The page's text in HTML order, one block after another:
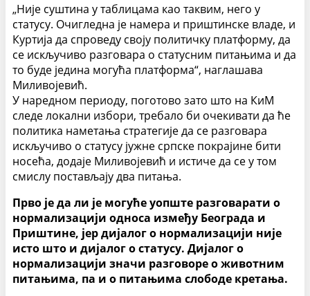
„Није суштина у таблицама као таквим, него у
статусу. Очигледна је намера и приштинске владе, и
Куртија да спроведу своју политичку платформу, да
се искључиво разговара о статусним питањима и да
то буде једина могућа платформа“, наглашава
Миливојевић.
У наредном периоду, поготово зато што на КиМ
следе локални избори, требало би очекивати да ће
политика наметања стратегије да се разговара
искључиво о статусу јужне српске покрајине бити
носећа, додаје Миливојевић и истиче да се у том
смислу постављају два питања.
Прво је да ли је могуће уопште разговарати о
нормализацији односа између Београда и
Приштине, јер дијалог о нормализацији није
исто што и дијалог о статусу. Дијалог о
нормализацији значи разговоре о животним
питањима, па и о питањима слободе кретања.